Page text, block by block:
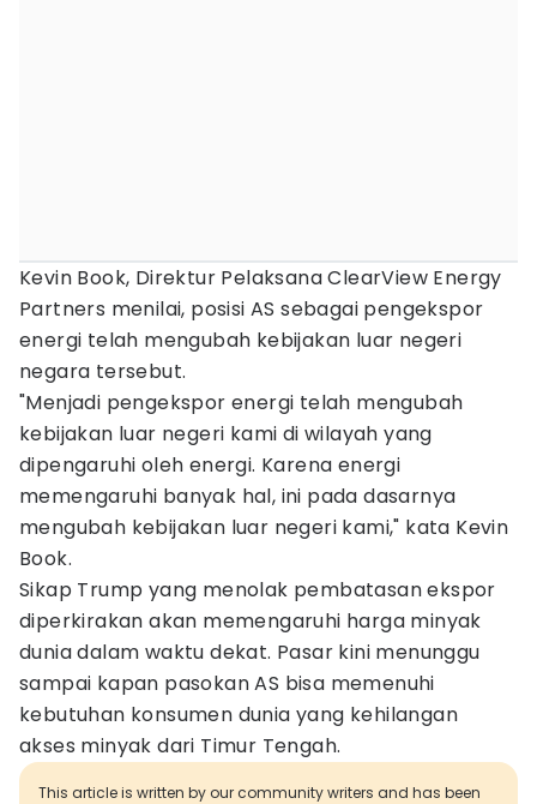
Kevin Book, Direktur Pelaksana ClearView Energy
Partners menilai, posisi AS sebagai pengekspor
energi telah mengubah kebijakan luar negeri
negara tersebut.
"Menjadi pengekspor energi telah mengubah
kebijakan luar negeri kami di wilayah yang
dipengaruhi oleh energi. Karena energi
memengaruhi banyak hal, ini pada dasarnya
mengubah kebijakan luar negeri kami," kata Kevin
Book.
Sikap Trump yang menolak pembatasan ekspor
diperkirakan akan memengaruhi harga minyak
dunia dalam waktu dekat. Pasar kini menunggu
sampai kapan pasokan AS bisa memenuhi
kebutuhan konsumen dunia yang kehilangan
akses minyak dari Timur Tengah.
This article is written by our community writers and has been